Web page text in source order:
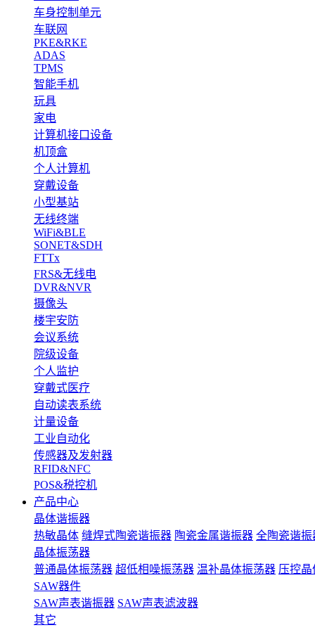
车身控制单元
车联网
PKE&RKE
ADAS
TPMS
智能手机
玩具
家电
计算机接口设备
机顶盒
个人计算机
穿戴设备
小型基站
无线终端
WiFi&BLE
SONET&SDH
FTTx
FRS&无线电
DVR&NVR
摄像头
楼宇安防
会议系统
院级设备
个人监护
穿戴式医疗
自动读表系统
计量设备
工业自动化
传感器及发射器
RFID&NFC
POS&税控机
产品中心
晶体谐振器
热敏晶体 缝焊式陶瓷谐振器 陶瓷金属谐振器 全陶瓷谐振
晶体振荡器
普通晶体振荡器 超低相噪振荡器 温补晶体振荡器 压控
SAW器件
SAW声表谐振器 SAW声表滤波器
其它